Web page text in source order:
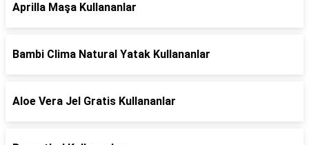
Aprilla Maşa Kullananlar
Bambi Clima Natural Yatak Kullananlar
Aloe Vera Jel Gratis Kullananlar